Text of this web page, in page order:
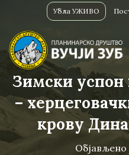
Убла УЖИВО
Зимски успон
–
крову
Објављено